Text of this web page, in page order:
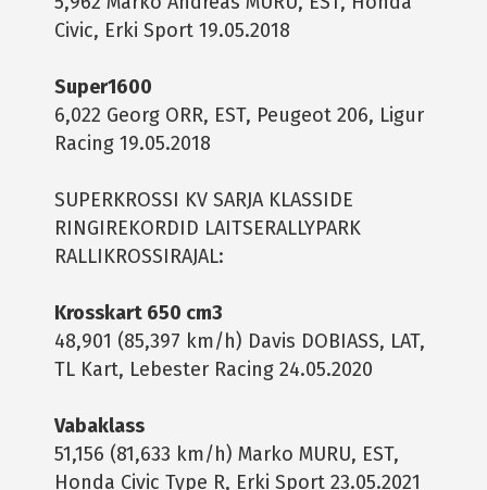
Civic, Erki Sport 19.05.2018
Super1600
6,022 Georg ORR, EST, Peugeot 206, Ligur
Racing 19.05.2018
SUPERKROSSI KV SARJA KLASSIDE
RINGIREKORDID LAITSERALLYPARK
RALLIKROSSIRAJAL:
Krosskart 650 cm3
48,901 (85,397 km/h) Davis DOBIASS, LAT,
TL Kart, Lebester Racing 24.05.2020
Vabaklass
51,156 (81,633 km/h) Marko MURU, EST,
Honda Civic Type R, Erki Sport 23.05.2021